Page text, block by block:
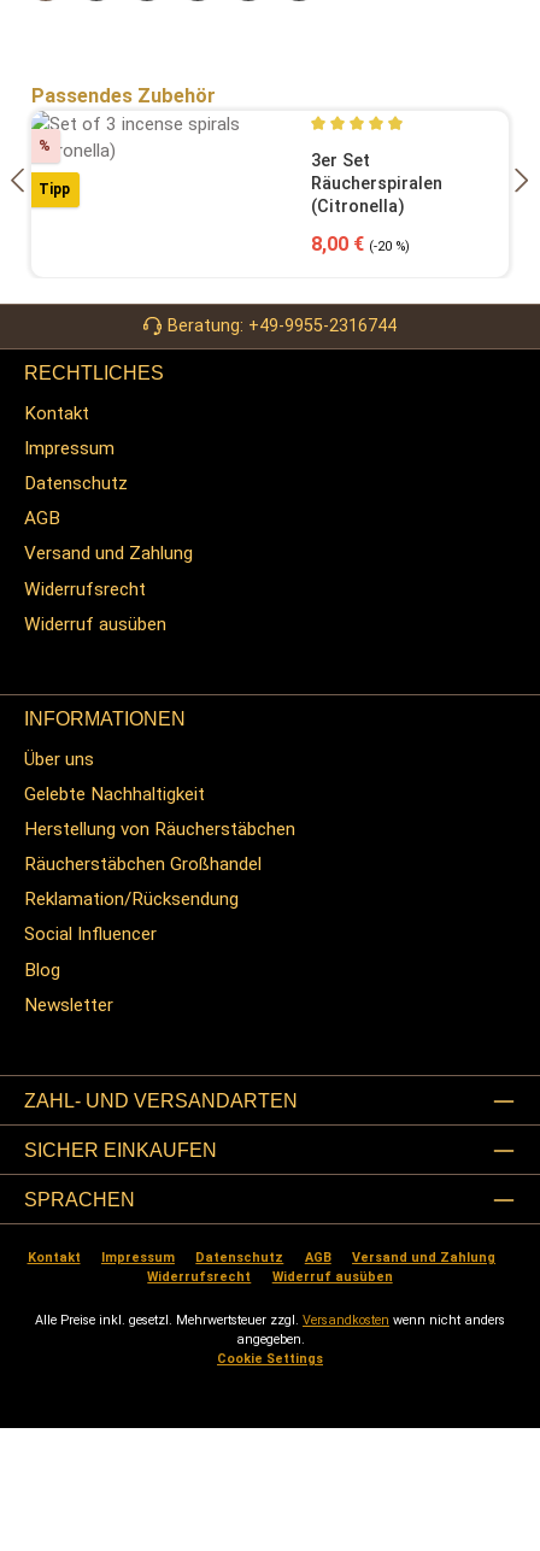
Produktgalerie überspringen
Passendes Zubehör
% Rabatt
Tipp
Durchschnittliche
3er Set
Räucherspiralen
(Citronella)
Verkaufspreis:
8,00 € Regulärer Preis:
(-20 %)
Beratung: +49-9955-2316744
RECHTLICHES
Kontakt
Impressum
Datenschutz
AGB
Versand und Zahlung
Widerrufsrecht
Widerruf ausüben
INFORMATIONEN
Über uns
Gelebte Nachhaltigkeit
Herstellung von Räucherstäbchen
Räucherstäbchen Großhandel
Reklamation/Rücksendung
Social Influencer
Blog
Newsletter
ZAHL- UND VERSANDARTEN
SICHER EINKAUFEN
SPRACHEN
Kontakt Impressum Datenschutz AGB
Versand und Zahlung
Widerrufsrecht
Widerruf ausüben
Alle Preise inkl. gesetzl. Mehrwertsteuer zzgl. Versandkosten wenn nicht anders
angegeben.
Cookie Settings